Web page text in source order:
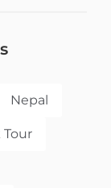
y/o
Nepal
Tour